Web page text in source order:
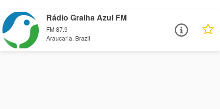
Rádio Gralha Azul FM
FM 87.9
Araucaria, Brazil